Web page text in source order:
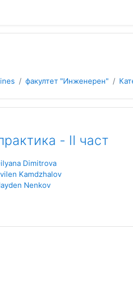
факултет "Инженерен"
- II част
Dimitrova
Kamdzhalov
Nenkov